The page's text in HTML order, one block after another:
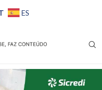
ES